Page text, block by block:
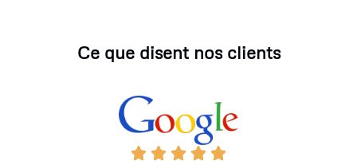
Ce que disent nos clients